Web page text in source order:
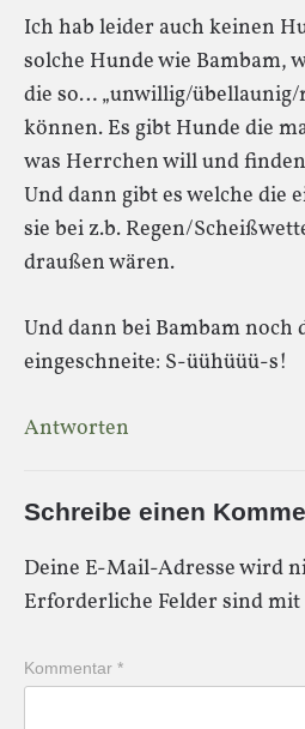
Ich hab leider auch keinen
solche Hunde wie Bambam,
die so… „unwillig/übellaunig/
können. Es gibt Hunde die
was Herrchen will und
Und dann gibt es welche die
sie bei z.b. Regen/
draußen wären.
Und dann bei Bambam noch
eingeschneite: S-üühüüü-s!
Antworten
Schreibe einen
Deine E-Mail-Adresse wird
Erforderliche Felder sind mit
Kommentar *